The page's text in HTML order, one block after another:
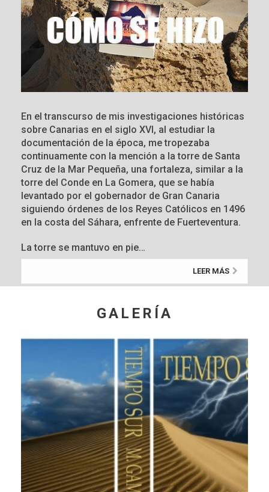
En el transcurso de mis investigaciones históricas
sobre Canarias en el siglo XVI, al estudiar la
documentación de la época, me tropezaba
continuamente con la mención a la torre de Santa
Cruz de la Mar Pequeña, una fortaleza, similar a la
torre del Conde en La Gomera, que se había
levantado por el gobernador de Gran Canaria
siguiendo órdenes de los Reyes Católicos en 1496
en la costa del Sáhara, enfrente de Fuerteventura.
La torre se mantuvo en pie…
LEER MÁS
GALERÍA